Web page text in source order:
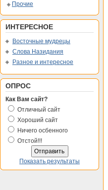
Прочие
ИНТЕРЕСНОЕ
Восточные мудрецы
Слова Назидания
Разное и интересное
ОПРОС
Как Вам сайт?
Отличный сайт
Хороший сайт
Ничего осбенного
Отстой!!!
Показать результаты